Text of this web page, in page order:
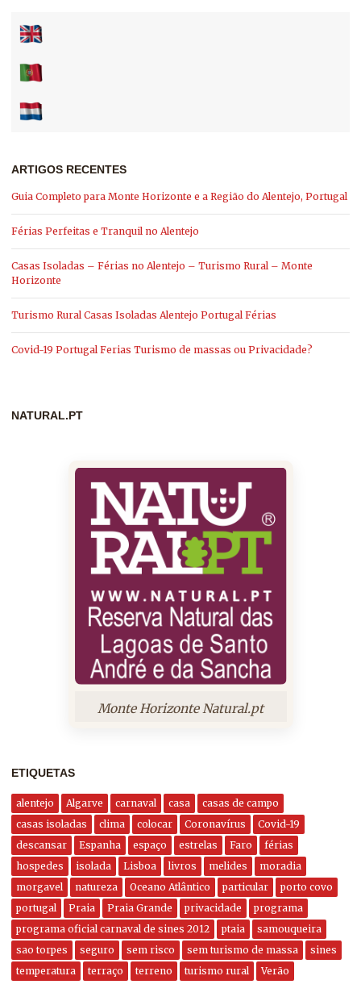
ARTIGOS RECENTES
Guia Completo para Monte Horizonte e a Região do Alentejo, Portugal
Férias Perfeitas e Tranquil no Alentejo
Casas Isoladas – Férias no Alentejo – Turismo Rural – Monte
Horizonte
Turismo Rural Casas Isoladas Alentejo Portugal Férias
Covid-19 Portugal Ferias Turismo de massas ou Privacidade?
NATURAL.PT
Monte Horizonte Natural.pt
ETIQUETAS
alentejo Algarve carnaval casa
casas de campo
casas isoladas
clima colocar Coronavírus
Covid-19
descansar
Espanha espaço estrelas Faro
férias
hospedes
isolada Lisboa livros melides
moradia
morgavel
natureza Oceano Atlântico particular
porto covo
portugal
Praia Praia Grande privacidade
programa
programa oficial carnaval de sines 2012
ptaia
samouqueira
sao torpes
seguro sem risco sem turismo de massa
sines
temperatura
terraço terreno turismo rural Verão